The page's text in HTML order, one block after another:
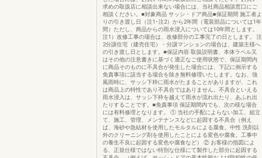
求めの取扱店に相談出来ない場合には、当社商品相談窓口にご
相談ください。■対象商品 サッシ・ドア商品■保証期間 施工者よ
りの引き渡し日（注1･注2）から2年間（電装部品については1年
間）ただし、商品からの雨水浸入については10年間とします。
注1）改修工事の場合は、改修部分の工事完了の日とします。 注
2分譲住宅（建売住宅）・分譲マンションの場合は、建築主様へ
の引き渡し日とします。■保証内容 取扱説明書、本体ラベル又
はその他の注意書きに基づく適正なご使用状態で、保証期間内
に商品そのものに不具合が発生した場合には、下記に例示する
免責事項に該当する場合を除き無料修理いたします。なお、強
風雨時に、サッシ下枠に雨水がたまることがありますが、これ
は商品上の特性であり不具合ではありません。不具合といえる
雨水浸入は、サッシ下枠を越えて雨水が流れ出たり、あふれ出
たりすることです。■免責事項 保証期間内でも、次の様な場合
には有料修理となります。 ① 当社の手配によらない加工、組立
て、施工、管理、メンテナンスなどに起因する不具合（例え
ば、海砂や急結材を使用したモルタルによる腐食。中性 洗剤以
外のクリーニング剤を使用したことによる変色や腐食。工事中
の養生不良に起因する変色や腐食など） ② お客様の指図によ
る、正規仕様ではない特別な仕様にて製作した部分に起因する